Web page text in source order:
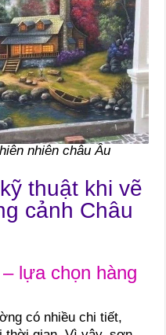
nhiên châu Âu
thuật khi vẽ
cảnh Châu
lựa chọn hàng
có nhiều chi tiết,